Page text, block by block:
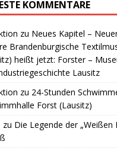
KOMMENTARE
zu Neues Kapitel –
Brandenburgische
heißt jetzt: Forster –
Lausitz
zu 24-Stunden
Forst (Lausitz)
zu Die Legende der „Weißen